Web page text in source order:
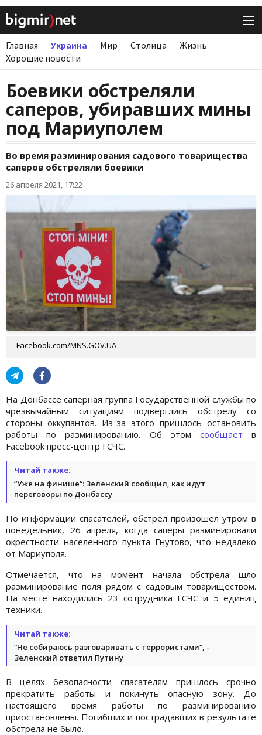
Главная Украина Мир Столица
Жизнь
Хорошие новости
Боевики обстреляли
саперов, убиравших мины
под Мариуполем
Во время разминирования садового товарищества
саперов обстреляли боевики
26 апреля 2021, 17:22
Facebook.com/MNS.GOV.UA
На Донбассе саперная группа Государственной службы по
чрезвычайным ситуациям подверглись обстрелу со
стороны оккупантов. Из-за этого пришлось остановить
работы по разминированию. Об этом сообщает в
Facebook пресс-центр ГСЧС.
Читай также:
“Уже на финише“: Зеленский сообщил, как идут
переговоры по Донбассу
По информации спасателей, обстрел произошел утром в
понедельник, 26 апреля, когда саперы разминировали
окрестности населенного пункта Гнутово, что недалеко
от Мариуполя.
Отмечается, что на момент начала обстрела шло
разминирование поля рядом с садовым товариществом.
На месте находились 23 сотрудника ГСЧС и 5 единиц
техники.
Читай также:
“Не собираюсь разговаривать с террористами“, -
Зеленский ответил Путину
В целях безопасности спасателям пришлось срочно
прекратить работы и покинуть опасную зону. До
настоящего время работы по разминированию
приостановлены. Погибших и пострадавших в результате
обстрела не было.